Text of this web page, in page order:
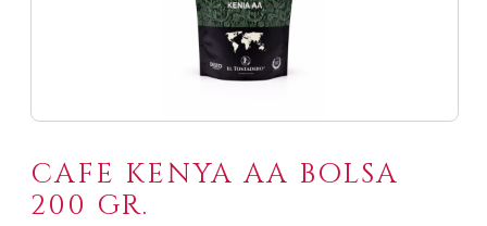
CAFE KENYA AA BOLSA
200 GR.